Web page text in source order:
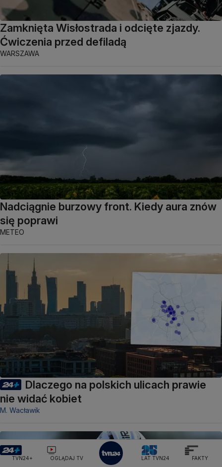
Zamknięta Wisłostrada i odcięte zjazdy.
Ćwiczenia przed defiladą
WARSZAWA
Nadciągnie burzowy front. Kiedy aura znów
się poprawi
METEO
Dlaczego na polskich ulicach prawie
nie widać kobiet
M. Wacławik
TVN24+ OGLĄDAJ TV LAT TVN24 FAKTY